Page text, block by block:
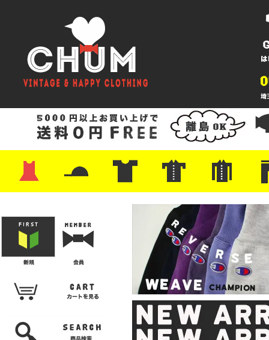
・レザーシューズ/スニーカー
・プリントTシャツ
・バンド/ツアー
・キャラクター
・Nike/adidas/スポーツ
・チャンピオン
・サーフ/スケート
・ボーダー/総柄/無地
・フットボール/リンガー
・タンクトップ/NBA・ポロシャツ
・半袖シャツ
・アロハ/サーフ/ボーリング
・ラルフ/ブランド
・無地/チェック/ストラ
・ワーク/ミリタリー/ウ
・ネル/ウール ・ショ
・アウ
・ジー
・
・ミリ
・コー
・コッ
・オー
・ジャ
ン